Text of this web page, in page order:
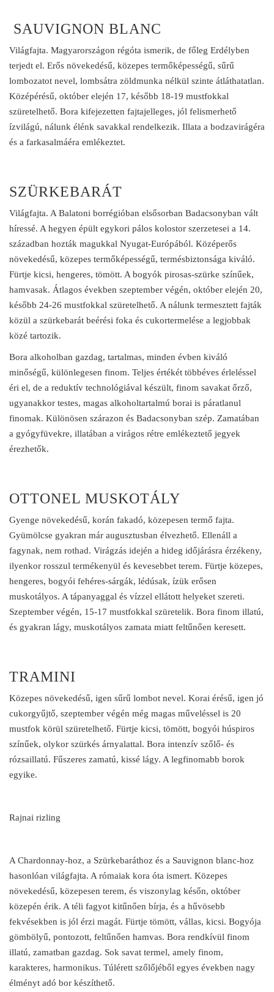
SAUVIGNON BLANC
Világfajta. Magyarországon régóta ismerik, de főleg Erdélyben
terjedt el. Erős növekedésű, közepes termőképességű, sűrű
lombozatot nevel, lombsátra zöldmunka nélkül szinte átláthatatlan.
Középérésű, október elején 17, később 18-19 mustfokkal
szüretelhető. Bora kifejezetten fajtajelleges, jól felismerhető
ízvilágú, nálunk élénk savakkal rendelkezik. Illata a bodzavirágéra
és a farkasalmáéra emlékeztet.
SZÜRKEBARÁT
Világfajta. A Balatoni borrégióban elsősorban Badacsonyban vált
híressé. A hegyen épült egykori pálos kolostor szerzetesei a 14.
században hozták magukkal Nyugat-Európából. Középerős
növekedésű, közepes termőképességű, termésbiztonsága kiváló.
Fürtje kicsi, hengeres, tömött. A bogyók pirosas-szürke színűek,
hamvasak. Átlagos években szeptember végén, október elején 20,
később 24-26 mustfokkal szüretelhető. A nálunk termesztett fajták
közül a szürkebarát beérési foka és cukortermelése a legjobbak
közé tartozik.
Bora alkoholban gazdag, tartalmas, minden évben kiváló
minőségű, különlegesen finom. Teljes értékét többéves érleléssel
éri el, de a reduktív technológiával készült, finom savakat őrző,
ugyanakkor testes, magas alkoholtartalmú borai is páratlanul
finomak. Különösen szárazon és Badacsonyban szép. Zamatában
a gyógyfüvekre, illatában a virágos rétre emlékeztető jegyek
érezhetők.
OTTONEL MUSKOTÁLY
Gyenge növekedésű, korán fakadó, közepesen termő fajta.
Gyümölcse gyakran már augusztusban élvezhető. Ellenáll a
fagynak, nem rothad. Virágzás idején a hideg időjárásra érzékeny,
ilyenkor rosszul termékenyül és kevesebbet terem. Fürtje közepes,
hengeres, bogyói fehéres-sárgák, lédúsak, ízük erősen
muskotályos. A tápanyaggal és vízzel ellátott helyeket szereti.
Szeptember végén, 15-17 mustfokkal szüretelik. Bora finom illatú,
és gyakran lágy, muskotályos zamata miatt feltűnően keresett.
TRAMINI
Közepes növekedésű, igen sűrű lombot nevel. Korai érésű, igen jó
cukorgyűjtő, szeptember végén még magas műveléssel is 20
mustfok körül szüretelhető. Fürtje kicsi, tömött, bogyói húspiros
színűek, olykor szürkés árnyalattal. Bora intenzív szőlő- és
rózsaillatú. Fűszeres zamatú, kissé lágy. A legfinomabb borok
egyike.
Rajnai rizling
A Chardonnay-hoz, a Szürkebaráthoz és a Sauvignon blanc-hoz
hasonlóan világfajta. A rómaiak kora óta ismert. Közepes
növekedésű, közepesen terem, és viszonylag későn, október
közepén érik. A téli fagyot kitűnően bírja, és a hűvösebb
fekvésekben is jól érzi magát. Fürtje tömött, vállas, kicsi. Bogyója
gömbölyű, pontozott, feltűnően hamvas. Bora rendkívül finom
illatú, zamatban gazdag. Sok savat termel, amely finom,
karakteres, harmonikus. Túlérett szőlőjéből egyes években nagy
élményt adó bor készíthető.